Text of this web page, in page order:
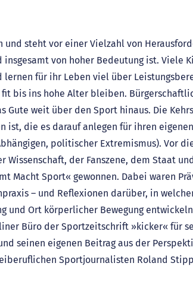
steht vor einer Vielzahl von
von hoher Bedeutung ist. Viele
lernen für ihr Leben viel über
bis ins hohe Alter bleiben.
weit über den Sport hinaus. Die
ist, die es darauf anlegen für ihren
politischer Extremismus). Vor
der Fanszene, dem Staat
Macht Sport« gewonnen. Dabei waren
– und Reflexionen darüber, in
und Ort körperlicher Bewegung
Büro der Sportzeitschrift »kicker« für
seinen eigenen Beitrag aus der
Sportjournalisten Roland